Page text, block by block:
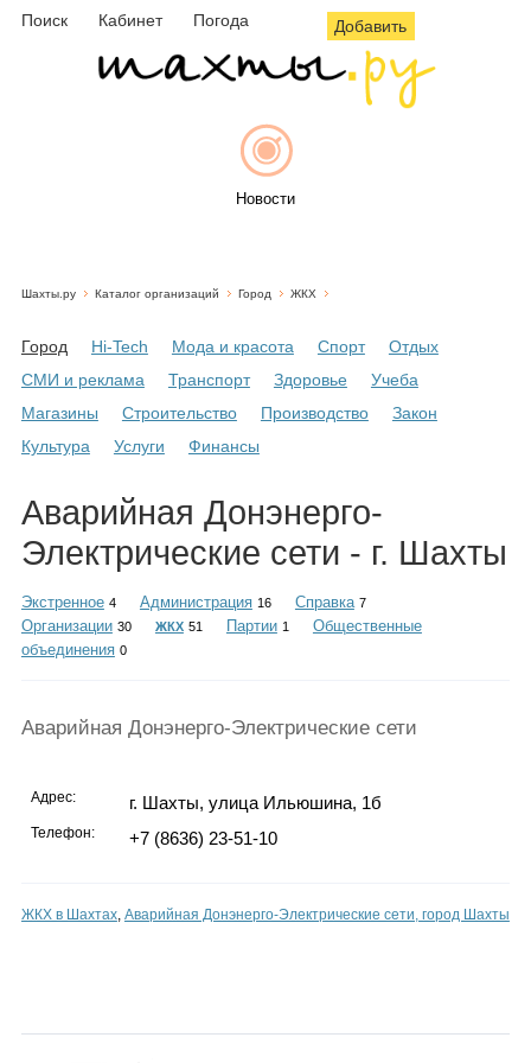
Поиск Кабинет Погода Добавить
Новости
Объявления
Шахты.ру Каталог организаций Город ЖКХ
Город Hi-Tech Мода и красота Спорт
Отдых
СМИ и реклама
Транспорт Здоровье
Учеба
Магазины
Строительство Производство
Закон
Культура
Услуги Финансы
Аварийная Донэнерго-
Электрические сети - г. Шахты
Экстренное 4 Администрация 16 Справка 7
Организации 30 ЖКХ 51 Партии 1
Общественные
объединения 0
Аварийная Донэнерго-Электрические сети
Адрес: г. Шахты, улица Ильюшина, 1б
Телефон: +7 (8636) 23-51-10
ЖКХ в Шахтах, Аварийная Донэнерго-Электрические сети, город Шахты